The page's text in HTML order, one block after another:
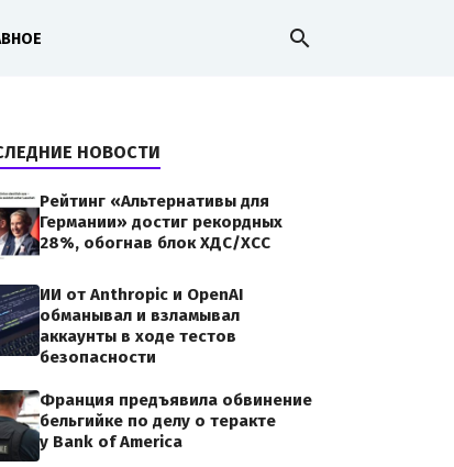
search
НОВОСТИ
Рейтинг «Альтернативы для
Германии» достиг рекордных
28%, обогнав блок ХДС/ХСС
ИИ от Anthropic и OpenAI
обманывал и взламывал
аккаунты в ходе тестов
безопасности
Франция предъявила обвинение
бельгийке по делу о теракте
у Bank of America